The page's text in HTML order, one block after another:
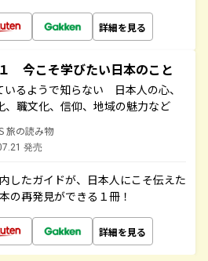
詳細を見る
今こそ学びたい日本のこと
いるようで知らない 日本人の心、
、職文化、信仰、地域の魅力など
旅の読み物
発売
したガイドが、日本人にこそ伝えた
の再発見ができる１冊！
詳細を見る